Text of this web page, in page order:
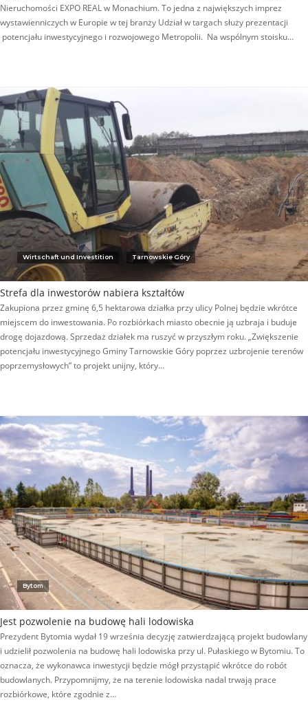
Nieruchomości EXPO REAL w Monachium. To jedna z największych imprez
wystawienniczych w Europie w tej branży Udział w targach służy prezentacji
potencjału inwestycyjnego i rozwojowego Metropolii. Na wspólnym stoisku…
Wirtschaft und Investition Tarnowskie Góry
Strefa dla inwestorów nabiera kształtów
Zakupiona przez gminę 6,5 hektarowa działka przy ulicy Polnej będzie wkrótce
miejscem do inwestowania. Po rozbiórkach miasto obecnie ją uzbraja i buduje
drogę dojazdową. Sprzedaż działek ma ruszyć w przyszłym roku. „Zwiększenie
potencjału inwestycyjnego Gminy Tarnowskie Góry poprzez uzbrojenie terenów
poprzemysłowych” to projekt unijny, który…
Bytom
Jest pozwolenie na budowę hali lodowiska
Prezydent Bytomia wydał 19 września decyzję zatwierdzającą projekt budowlany
i udzielił pozwolenia na budowę hali lodowiska przy ul. Pułaskiego w Bytomiu. To
oznacza, że wykonawca inwestycji będzie mógł przystąpić wkrótce do robót
budowlanych. Przypomnijmy, że na terenie lodowiska nadal trwają prace
rozbiórkowe, które zgodnie z…